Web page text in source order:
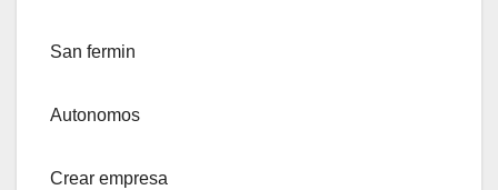
San fermin
Autonomos
Crear empresa